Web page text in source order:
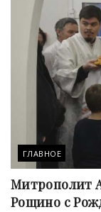
ГЛАВНОЕ
Митрополит
Рощино с